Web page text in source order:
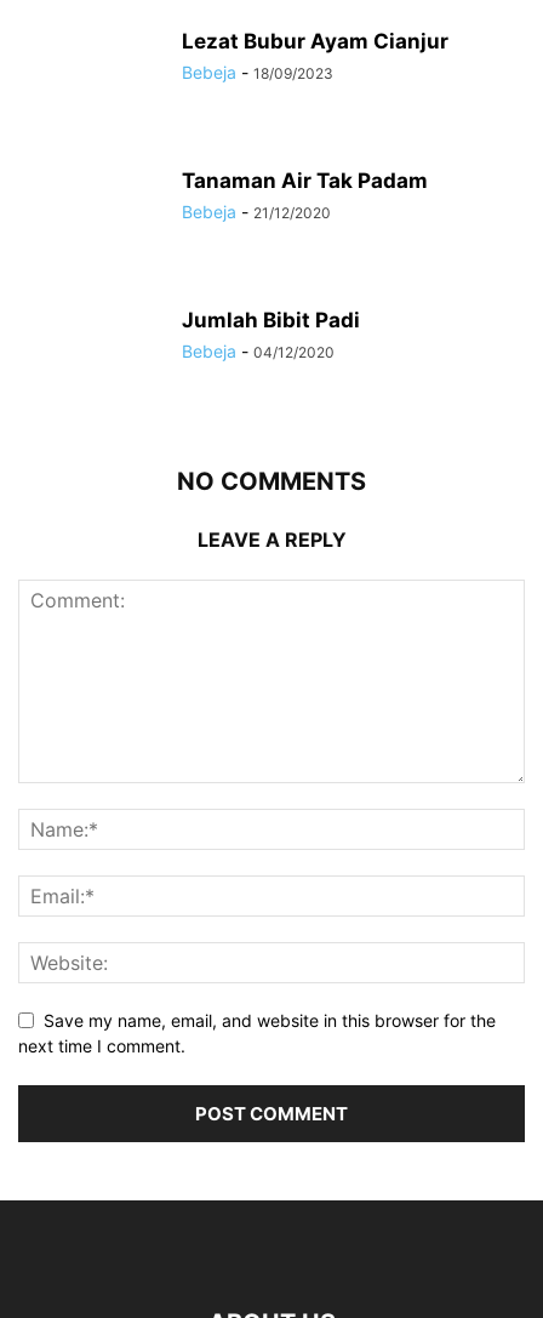
Lezat Bubur Ayam Cianjur
Bebeja - 18/09/2023
Tanaman Air Tak Padam
Bebeja - 21/12/2020
Jumlah Bibit Padi
Bebeja - 04/12/2020
NO COMMENTS
LEAVE A REPLY
Save my name, email, and website in this browser for the
next time I comment.